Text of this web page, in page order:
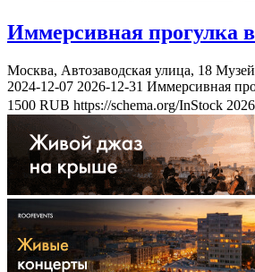
Иммерсивная прогулка
Москва, Автозаводская улица, 18
2024-12-07 2026-12-31 Иммерсивная
1500 RUB https://schema.org/InStock